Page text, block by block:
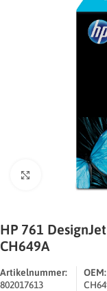
Zum
HP 761
CH649A
Artikelnummer:
802017613
OEM: